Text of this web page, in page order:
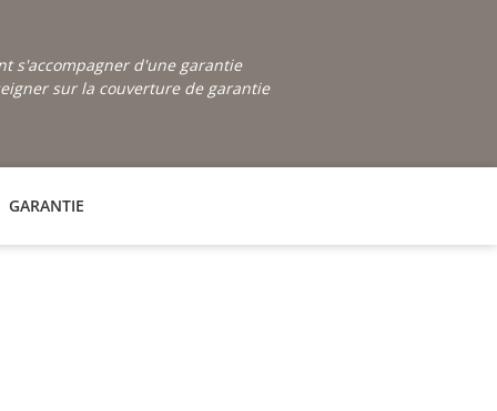
s'accompagner d'une garantie
sur la couverture de garantie
GARANTIE